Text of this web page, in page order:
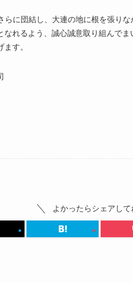
らに団結し、大連の地に根を張り
なれるよう、誠心誠意取り組んで
す。
よかったらシェアして